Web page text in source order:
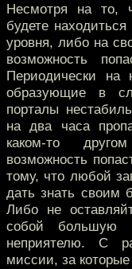
Несмотря на то,
будете
уровня, либо на
возможность
Периодически на
образующие в
порталы
на два часа
каком-то
возможность
тому, что любой
дать знать своим
Либо не
собой большую
неприятелю. С
миссии, за